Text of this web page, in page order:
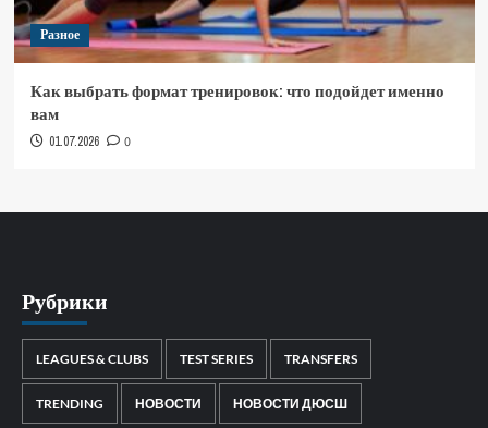
Разное
Как выбрать формат тренировок: что подойдет именно
вам
01.07.2026 0
Рубрики
LEAGUES & CLUBS TEST SERIES TRANSFERS
TRENDING НОВОСТИ НОВОСТИ ДЮСШ